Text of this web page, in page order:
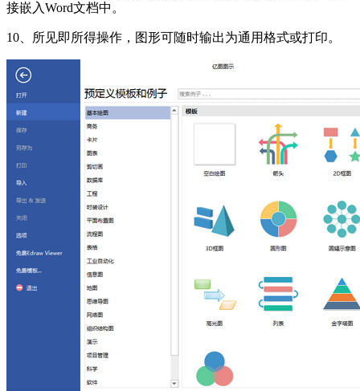
接嵌入Word文档中。
10、所见即所得操作，图形可随时输出为通用格式或打印。